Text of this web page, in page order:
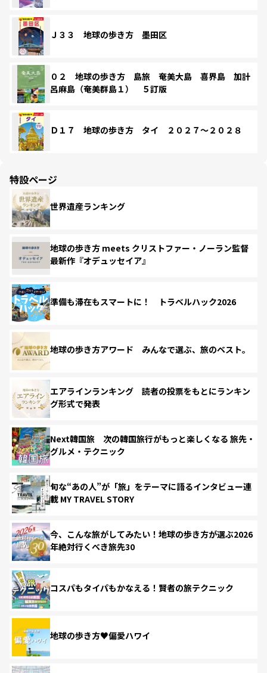
Ｊ３３ 地球の歩き方 墨田区
０２ 地球の歩き方 島旅 奄美大島 喜界島 加計
呂麻島（奄美群島１） ５訂版
Ｄ１７ 地球の歩き方 タイ ２０２７～２０２８
特設ページ
世界遺産ランキング
地球の歩き方 meets クリストファー・ノーラン監督
最新作『オデュッセイア』
準備も滞在もスマートに！ トラベルハック2026
地球の歩き方アワード みんなで選ぶ、旅のベスト。
エアラインランキング 読者の投票をもとにランキン
グ形式で発表
Next韓国旅 次の韓国旅行がもっと楽しくなる 旅先・
グルメ・テクニック
旬な“あの人”が「旅」をテーマに語るインタビュー連
載 MY TRAVEL STORY
今、こんな旅がしてみたい！地球の歩き方が選ぶ2026
年絶対行くべき旅先30
コスパもタイパもかなえる！賢者の旅テクニック
地球の歩き方♥偏愛ハワイ